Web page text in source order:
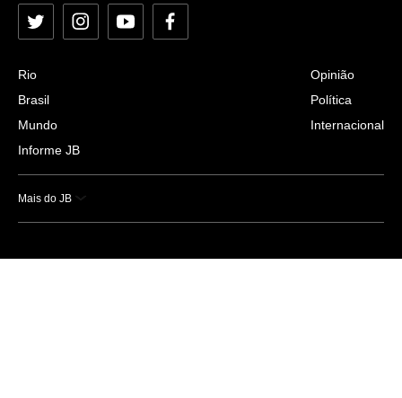
Twitter InstagramYouTubeFacebook
Rio
Brasil
Mundo
Informe JB
Opinião
Política
Internacional
Mais do JB
Esportes